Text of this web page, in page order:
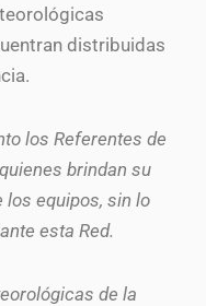
distribuidas
los Referentes de
brindan su
los equipos, sin lo
esta Red.
de la